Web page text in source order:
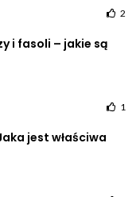
2
i fasoli – jakie są
1
jest właściwa